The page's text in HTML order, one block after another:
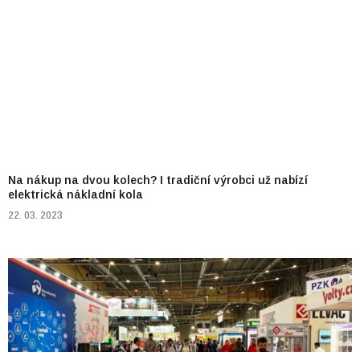
Na nákup na dvou kolech? I tradiční výrobci už nabízí
elektrická nákladní kola
22. 03. 2023